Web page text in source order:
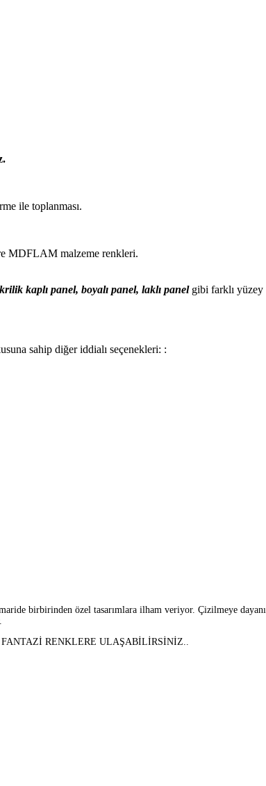
ile toplanması.
MDFLAM malzeme renkleri.
kaplı panel, boyalı panel, laklı panel gibi farklı
sahip diğer iddialı seçenekleri: :
birbirinden özel tasarımlara ilham veriyor. Çizilmeye
RENKLERE ULAŞABİLİRSİNİZ..